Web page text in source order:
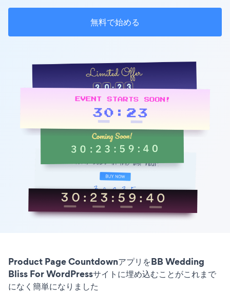
無料で始める
Product Page CountdownアプリをBB Wedding
Bliss For WordPressサイトに埋め込むことがこれまで
になく簡単になりました